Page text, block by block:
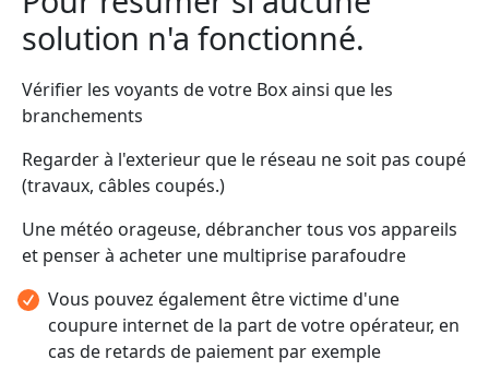
solution n'a fonctionné.
Vérifier les voyants de votre Box ainsi que les
branchements
Regarder à l'exterieur que le réseau ne soit pas coupé
(travaux, câbles coupés.)
Une météo orageuse, débrancher tous vos appareils
et penser à acheter une multiprise parafoudre
Vous pouvez également être victime d'une
coupure internet de la part de votre opérateur, en
cas de retards de paiement par exemple